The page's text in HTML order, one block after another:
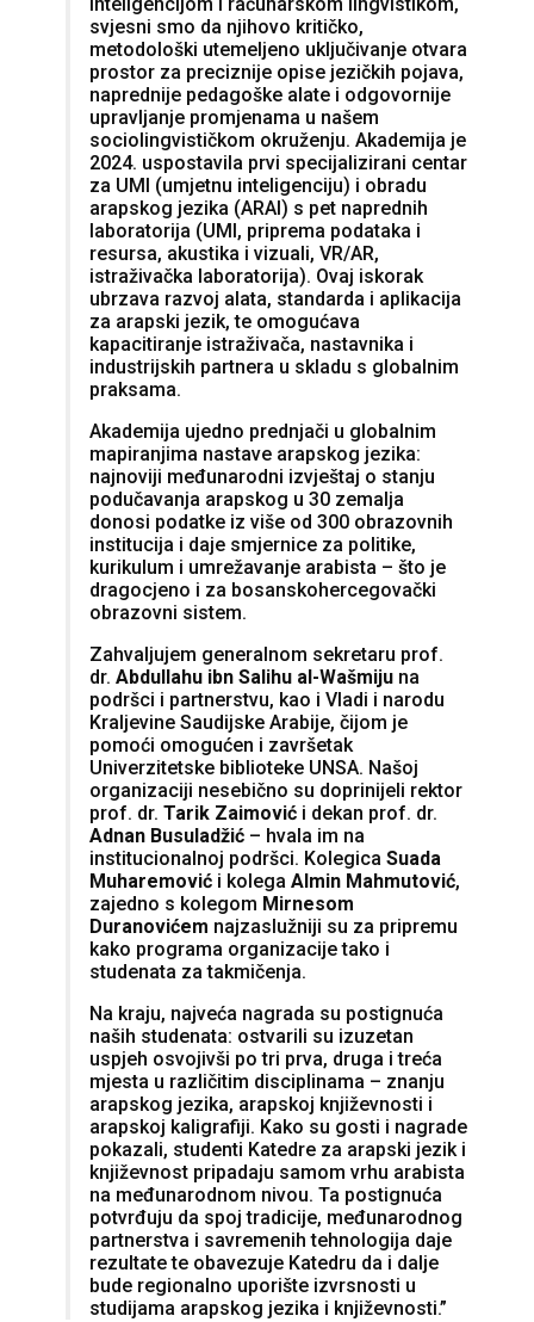
inteligencijom i računarskom lingvistikom,
svjesni smo da njihovo kritičko,
metodološki utemeljeno uključivanje otvara
prostor za preciznije opise jezičkih pojava,
naprednije pedagoške alate i odgovornije
upravljanje promjenama u našem
sociolingvističkom okruženju. Akademija je
2024. uspostavila prvi specijalizirani centar
za UMI (umjetnu inteligenciju) i obradu
arapskog jezika (ARAI) s pet naprednih
laboratorija (UMI, priprema podataka i
resursa, akustika i vizuali, VR/AR,
istraživačka laboratorija). Ovaj iskorak
ubrzava razvoj alata, standarda i aplikacija
za arapski jezik, te omogućava
kapacitiranje istraživača, nastavnika i
industrijskih partnera u skladu s globalnim
praksama.
Akademija ujedno prednjači u globalnim
mapiranjima nastave arapskog jezika:
najnoviji međunarodni izvještaj o stanju
podučavanja arapskog u 30 zemalja
donosi podatke iz više od 300 obrazovnih
institucija i daje smjernice za politike,
kurikulum i umrežavanje arabista – što je
dragocjeno i za bosanskohercegovački
obrazovni sistem.
Zahvaljujem generalnom sekretaru prof.
dr. Abdullahu ibn Salihu al-Wašmiju na
podršci i partnerstvu, kao i Vladi i narodu
Kraljevine Saudijske Arabije, čijom je
pomoći omogućen i završetak
Univerzitetske biblioteke UNSA. Našoj
organizaciji nesebično su doprinijeli rektor
prof. dr. Tarik Zaimović i dekan prof. dr.
Adnan Busuladžić – hvala im na
institucionalnoj podršci. Kolegica Suada
Muharemović i kolega Almin Mahmutović,
zajedno s kolegom Mirnesom
Duranovićem najzaslužniji su za pripremu
kako programa organizacije tako i
studenata za takmičenja.
Na kraju, najveća nagrada su postignuća
naših studenata: ostvarili su izuzetan
uspjeh osvojivši po tri prva, druga i treća
mjesta u različitim disciplinama – znanju
arapskog jezika, arapskoj književnosti i
arapskoj kaligrafiji. Kako su gosti i nagrade
pokazali, studenti Katedre za arapski jezik i
književnost pripadaju samom vrhu arabista
na međunarodnom nivou. Ta postignuća
potvrđuju da spoj tradicije, međunarodnog
partnerstva i savremenih tehnologija daje
rezultate te obavezuje Katedru da i dalje
bude regionalno uporište izvrsnosti u
studijama arapskog jezika i književnosti.”